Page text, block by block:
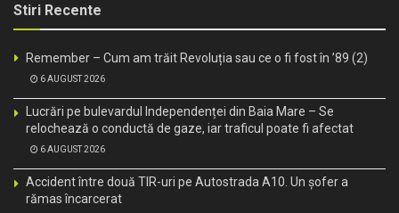
Stiri Recente
Remember – Cum am trăit Revoluția sau ce o fi fost în ’89 (2)
6 AUGUST 2026
Lucrări pe bulevardul Independenței din Baia Mare – Se
relochează o conductă de gaze, iar traficul poate fi afectat
6 AUGUST 2026
Accident între două TIR-uri pe Autostrada A10. Un șofer a
rămas încarcerat